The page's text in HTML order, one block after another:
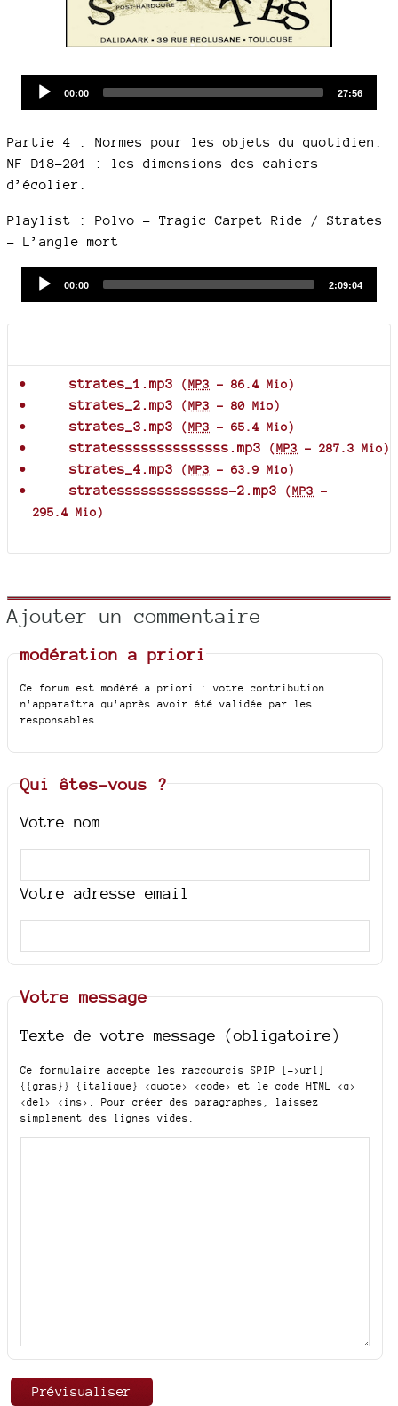
Current
00:00
Total
27:56
Partie 4 : Normes pour les objets du quotidien.
NF D18-201 : les dimensions des cahiers
d’écolier.
Playlist : Polvo - Tragic Carpet Ride / Strates
- L’angle mort
Current
00:00
Total
2:09:04
strates_1.mp3 (MP3 - 86.4 Mio)
strates_2.mp3 (MP3 - 80 Mio)
strates_3.mp3 (MP3 - 65.4 Mio)
stratessssssssssssss.mp3 (MP3 - 287.3 Mio)
strates_4.mp3 (MP3 - 63.9 Mio)
stratessssssssssssss-2.mp3 (MP3 -
295.4 Mio)
Ajouter un commentaire
modération a priori
Ce forum est modéré a priori : votre contribution
n’apparaîtra qu’après avoir été validée par les
responsables.
Qui êtes-vous ?
Votre nom
Votre adresse email
Votre message
Texte de votre message (obligatoire)
Ce formulaire accepte les raccourcis SPIP
[->url]
{{gras}} {italique} <quote> <code>
et le code HTML <q>
<del> <ins>
. Pour créer des paragraphes, laissez
simplement des lignes vides.